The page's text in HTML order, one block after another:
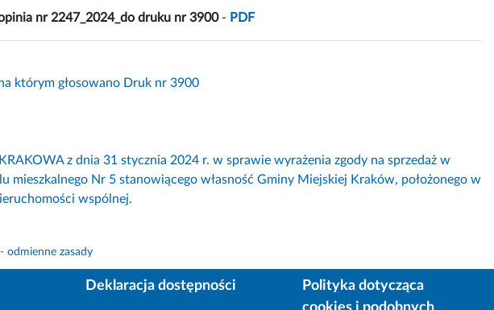
nr 2247_2024_do druku nr 3900- PDF
którym głosowano Druk nr 3900
z dnia 31 stycznia 2024 r. w sprawie wyrażenia zgody na sprzedaż w
mieszkalnego Nr 5 stanowiącego własność Gminy Miejskiej Kraków, położonego w
wspólnej.
odmienne zasady
Deklaracja dostępności
Polityka dotycząca